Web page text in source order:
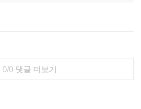
0/0 댓글 더보기